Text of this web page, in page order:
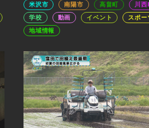
米沢市 南陽市 高畠町
川西
学校
動画 イベント
スポー
地域情報